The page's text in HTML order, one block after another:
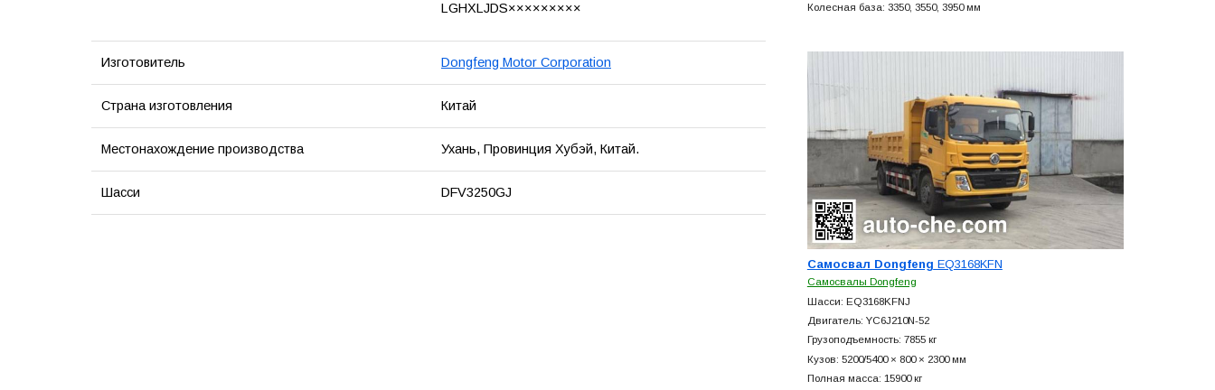
LGHXLJDS×××××××××
Изготовитель Dongfeng Motor Corporation
Страна изготовления Китай
Местонахождение производства Ухань, Провинция Хубэй, Китай.
Шасси DFV3250GJ
Колесная база: 3350, 3550, 3950 мм
Самосвал Dongfeng EQ3168KFN
Самосвалы Dongfeng
Шасси: EQ3168KFNJ
Двигатель: YC6J210N-52
Грузоподъемность: 7855 кг
Кузов: 5200/5400 × 800 × 2300 мм
Полная масса: 15900 кг